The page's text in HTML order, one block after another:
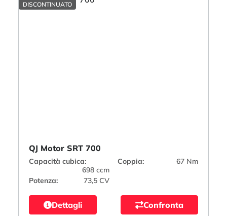
DISCONTINUATO
QJ Motor SRT 700
Capacità cubica:
698 ccm
Coppia: 67 Nm
Potenza: 73,5 CV
Dettagli Confronta